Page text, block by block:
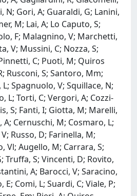
N; Gori, A; Guaraldi, G; Lanini,
M; Lai, A; Lo Caputo, S;
F; Malagnino, V; Marchetti,
V; Mussini, C; Nozza, S;
C; Puoti, M; Quiros
Rusconi, S; Santoro, Mm;
Spagnuolo, V; Squillace, N;
L; Torti, C; Vergori, A; Cozzi-
S; Fanti, I; Giotta, M; Marelli,
A; Cernuschi, M; Cosmaro, L;
Russo, D; Farinella, M;
Vl; Augello, M; Carrara, S;
Truffa, S; Vincenti, D; Rovito,
A; Barocci, V; Saracino,
Comi, L; Suardi, C; Viale, P;